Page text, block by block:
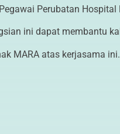
Pegawai Perubatan
ini dapat membantu
MARA atas kerjasama ini.